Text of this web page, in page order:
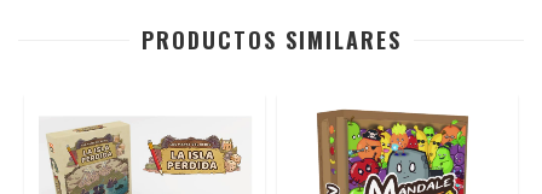
PRODUCTOS SIMILARES